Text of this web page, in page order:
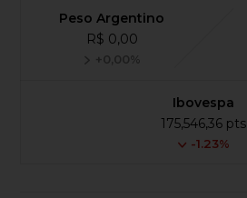
Peso Argentino
R$ 0,00
+0,00%
Ibovespa
175,546,36 pts
-1.23%